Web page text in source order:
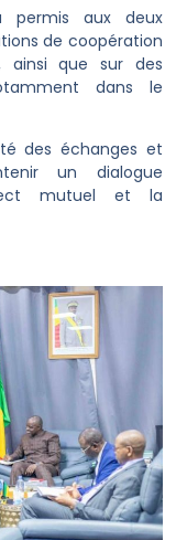
permis aux deux
de coopération
ainsi que sur des
dans le
des échanges et
un dialogue
mutuel et la